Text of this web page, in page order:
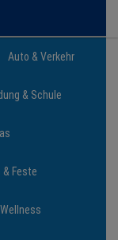
Auto & Verkehr
& Schule
& Feste